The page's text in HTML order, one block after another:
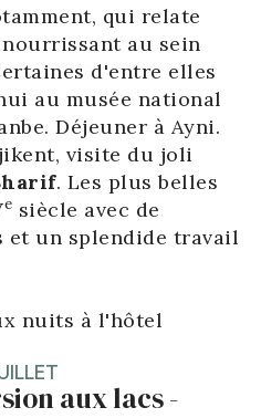
qui relate
au sein
d'entre elles
au musée national
Déjeuner à Ayni.
visite du joli
. Les plus belles
e siècle avec de
et un splendide travail
nuits à l'hôtel
aux lacs -